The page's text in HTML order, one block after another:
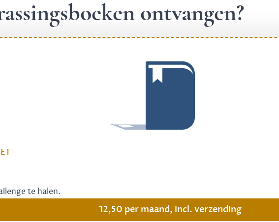
ontvangen?
te halen.
12,50 per maand, incl. verzending